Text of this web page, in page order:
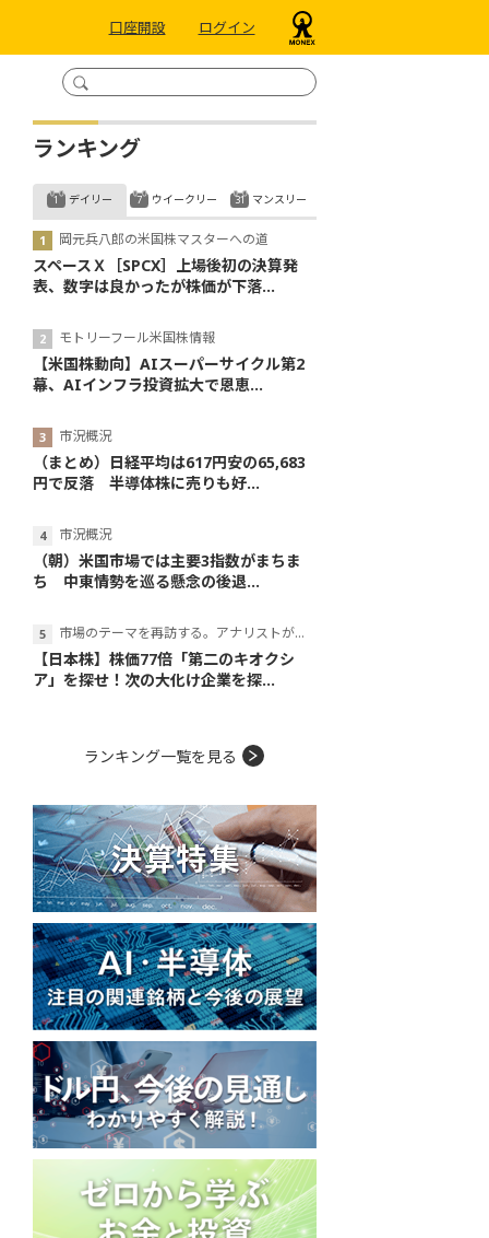
口座開設 ログイン
ランキング
デイリー
岡元兵八郎の米国株マスターへの道
スペースＸ［SPCX］上場後初の決算発
表、数字は良かったが株価が下落...
モトリーフール米国株情報
【米国株動向】AIスーパーサイクル第2
幕、AIインフラ投資拡大で恩恵...
市況概況
（まとめ）日経平均は617円安の65,683
円で反落 半導体株に売りも好...
市況概況
（朝）米国市場では主要3指数がまちま
ち 中東情勢を巡る懸念の後退...
市場のテーマを再訪する。アナリストが読み解くテーマの本質
【日本株】株価77倍「第二のキオクシ
ア」を探せ！次の大化け企業を探...
ウイークリー マンスリー
ランキング一覧を見る